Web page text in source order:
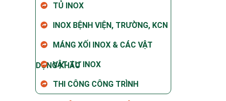
TỦ INOX
INOX BỆNH VIỆN, TRƯỜNG, KCN
MÁNG XỐI INOX & CÁC VẬT
DỤNG KHÁC
VẬT TƯ INOX
THI CÔNG CÔNG TRÌNH